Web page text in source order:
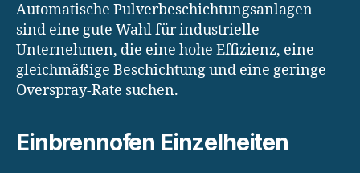
Automatische Pulverbeschichtungsanlagen
sind eine gute Wahl für industrielle
Unternehmen, die eine hohe Effizienz, eine
gleichmäßige Beschichtung und eine geringe
Overspray-Rate suchen.
Einbrennofen Einzelheiten